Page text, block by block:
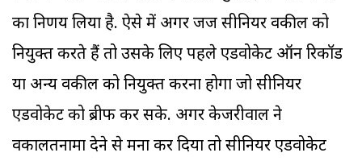
का निर्णय लिया है. ऐसे में अगर जज सीनियर वकील को
नियुक्त करते हैं तो उसके लिए पहले एडवोकेट ऑन रिकॉर्ड
या अन्य वकील को नियुक्त करना होगा जो सीनियर
एडवोकेट को ब्रीफ कर सके. अगर केजरीवाल ने
वकालतनामा देने से मना कर दिया तो सीनियर एडवोकेट